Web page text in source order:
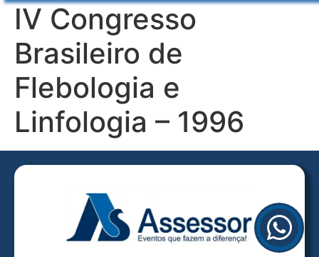
IV Congresso
Brasileiro de
Flebologia e
Linfologia – 1996